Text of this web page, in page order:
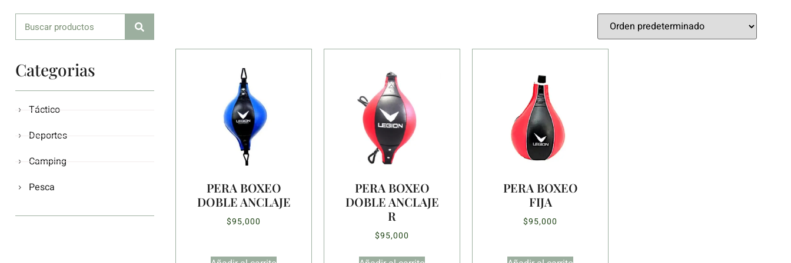
Categorias
Táctico
Deportes
Camping
Pesca
PERA BOXEO
DOBLE ANCLAJE
$95,000
PERA BOXEO
DOBLE ANCLAJE
R
$95,000
PERA BOXEO
FIJA
$95,000